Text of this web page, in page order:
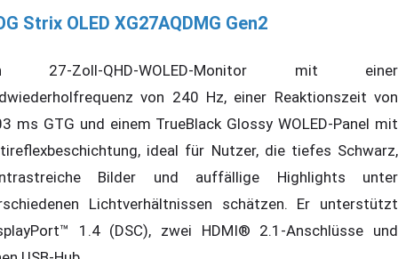
Strix OLED XG27AQDMG Gen2
27-Zoll-QHD-WOLED-Monitor mit einer
von 240 Hz, einer Reaktionszeit von
ms GTG und einem TrueBlack Glossy WOLED-Panel mit
ideal für Nutzer, die tiefes Schwarz,
Bilder und auffällige Highlights unter
Lichtverhältnissen schätzen. Er unterstützt
1.4 (DSC), zwei HDMI® 2.1-Anschlüsse und